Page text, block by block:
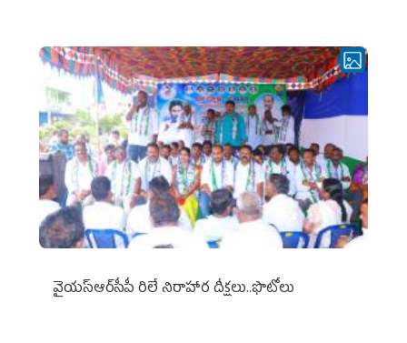
వైయ‌స్ఆర్‌సీపీ రిలే నిరాహార దీక్షలు..ఫొటోలు